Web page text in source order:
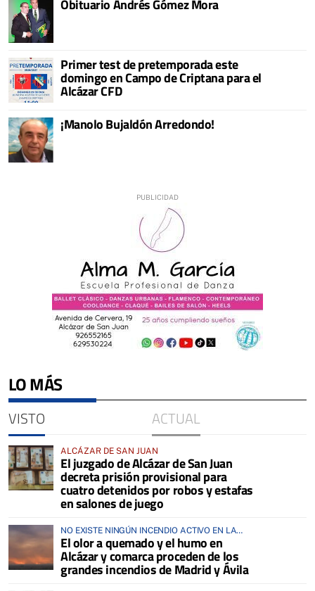
Obituario Andrés Gómez Mora
Primer test de pretemporada este
domingo en Campo de Criptana para el
Alcázar CFD
¡Manolo Bujaldón Arredondo!
LO MÁS
VISTO ACTUAL
ALCÁZAR DE SAN JUAN
El juzgado de Alcázar de San Juan
decreta prisión provisional para
cuatro detenidos por robos y estafas
en salones de juego
NO EXISTE NINGÚN INCENDIO ACTIVO EN LA
COMARCA
El olor a quemado y el humo en
Alcázar y comarca proceden de los
grandes incendios de Madrid y Ávila